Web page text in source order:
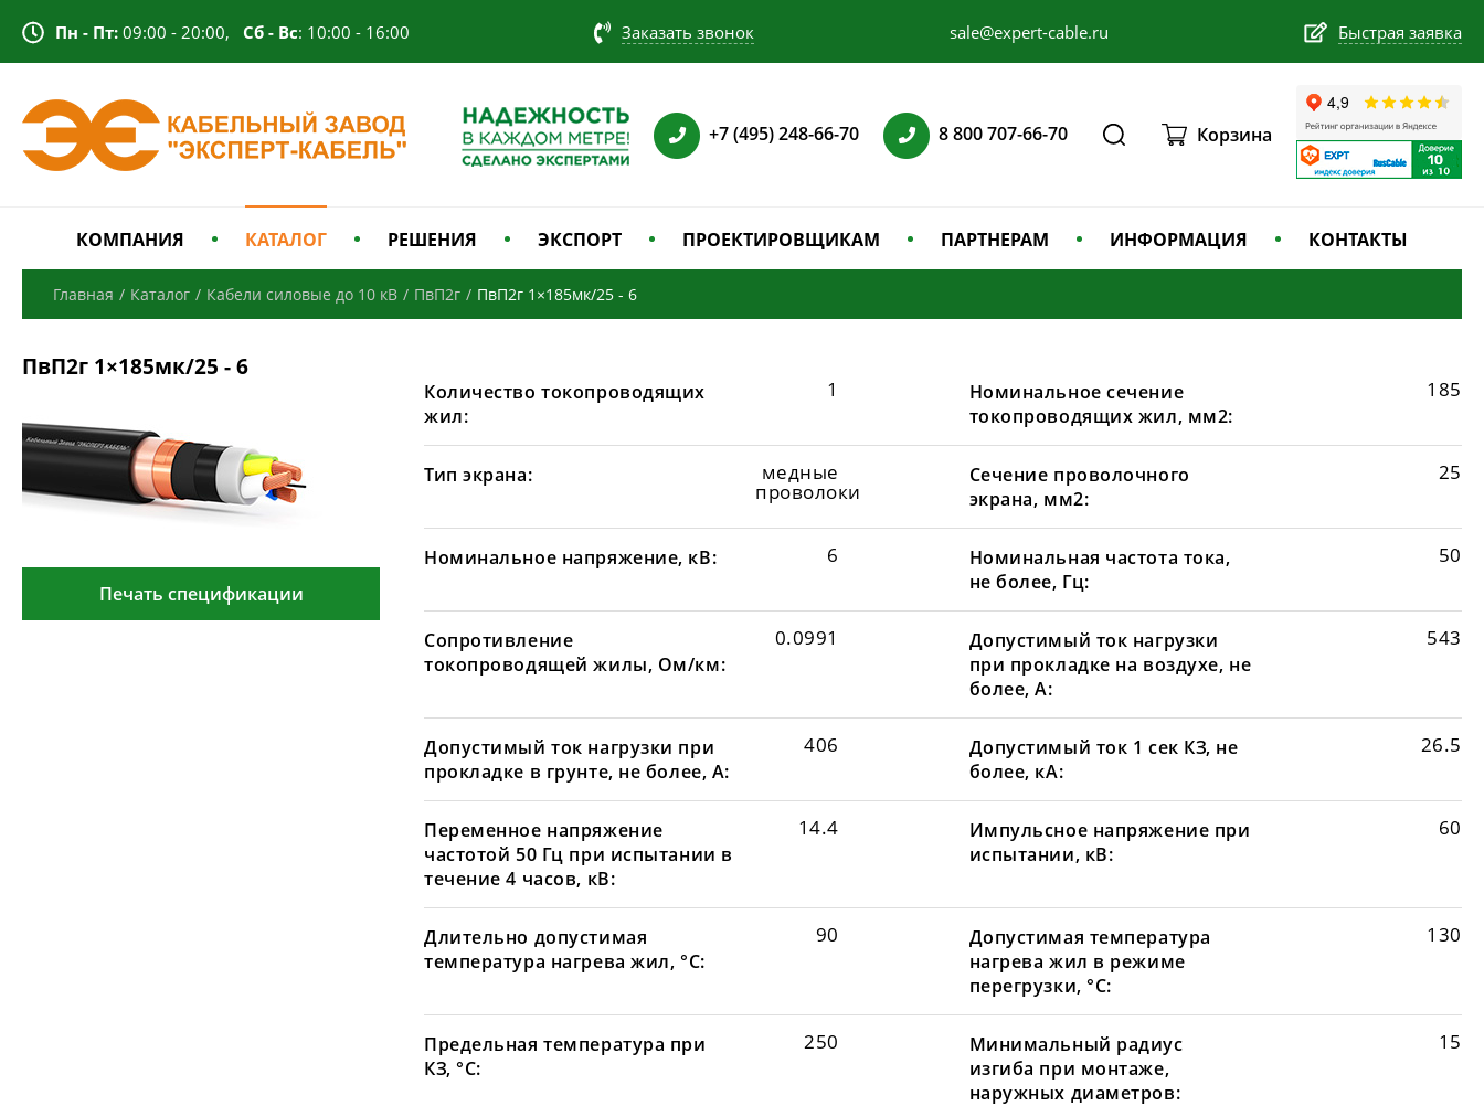
Пн - Пт: 09:00 - 20:00, Сб - Вс: 10:00 - 16:00 Заказать звонок sale@expert-cable.ru Быстрая заявка
+7 (495) 248-66-70 8 800 707-66-70 Корзина
КОМПАНИЯ КАТАЛОГ РЕШЕНИЯ ЭКСПОРТ ПРОЕКТИРОВЩИКАМ ПАРТНЕРАМ ИНФОРМАЦИЯ КОНТАКТЫ
Главная / Каталог / Кабели силовые до 10 кВ / ПвП2г / ПвП2г 1×185мк/25 - 6
ПвП2г 1×185мк/25 - 6
Печать спецификации
Количество токопроводящих
жил:
1
Номинальное сечение
токопроводящих жил, мм2:
185
Тип экрана: медные
проволоки
Сечение проволочного
экрана, мм2:
25
Номинальное напряжение, кВ: 6
Номинальная частота тока,
не более, Гц:
50
Сопротивление
токопроводящей жилы, Ом/км:
0.0991
Допустимый ток нагрузки
при прокладке на воздухе, не
более, А:
543
Допустимый ток нагрузки при
прокладке в грунте, не более, А:
406
Допустимый ток 1 сек КЗ, не
более, кА:
26.5
Переменное напряжение
частотой 50 Гц при испытании в
течение 4 часов, кВ:
14.4
Импульсное напряжение при
испытании, кВ:
60
Длительно допустимая
температура нагрева жил, °С:
90
Допустимая температура
нагрева жил в режиме
перегрузки, °С:
130
Предельная температура при
КЗ, °С:
250
Минимальный радиус
изгиба при монтаже,
наружных диаметров:
15